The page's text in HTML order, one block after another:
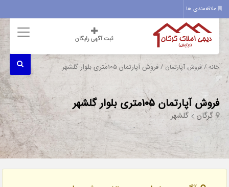
علاقه‌مندی ها
ثبت آگهی رایگان
خانه /فروش آپارتمان / فروش آپارتمان 105متری بلوار گلشهر
فروش آپارتمان 105متری بلوار گلشهر
گرگان گلشهر